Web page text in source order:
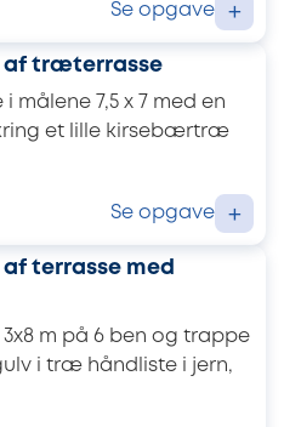
Se opgave +
af træterrasse
i målene 7,5 x 7 med en
et lille kirsebærtræ
Se opgave +
terrasse med
3x8 m på 6 ben og trappe
i træ håndliste i jern,